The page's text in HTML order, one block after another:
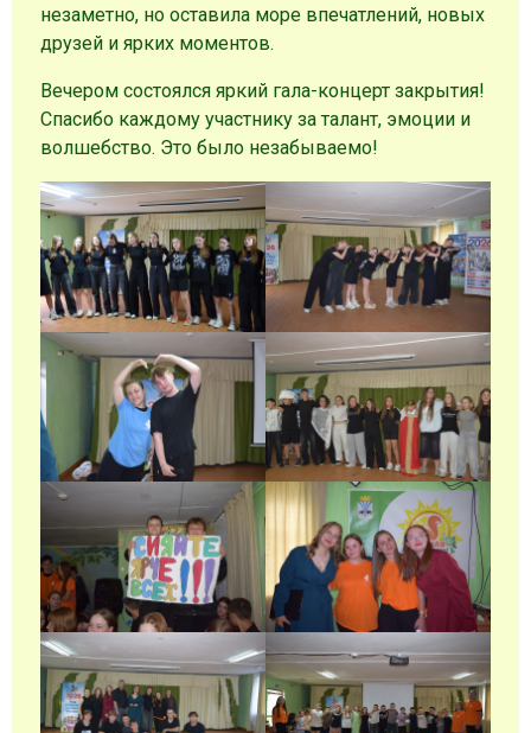
незаметно, но оставила море впечатлений, новых
друзей и ярких моментов.
Вечером состоялся яркий гала-концерт закрытия!
Спасибо каждому участнику за талант, эмоции и
волшебство. Это было незабываемо!